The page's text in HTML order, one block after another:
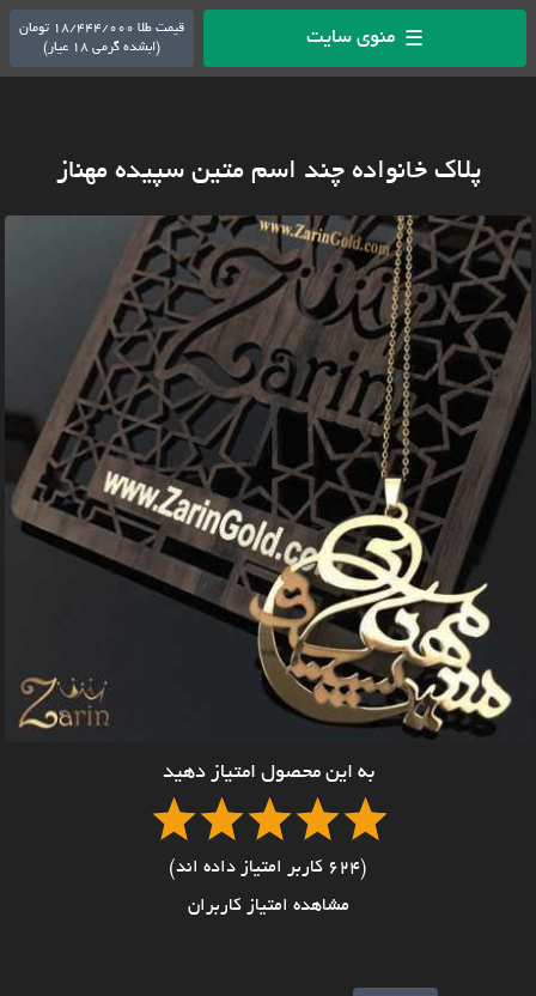
☰ منوی سایت
قیمت طلا 18/444/000 تومان
(ابشده گرمی 18 عیار)
پلاک خانواده چند اسم متین سپیده مهناز
به این محصول امتیاز دهید
(624 کاربر امتیاز داده اند)
مشاهده امتیاز کاربران